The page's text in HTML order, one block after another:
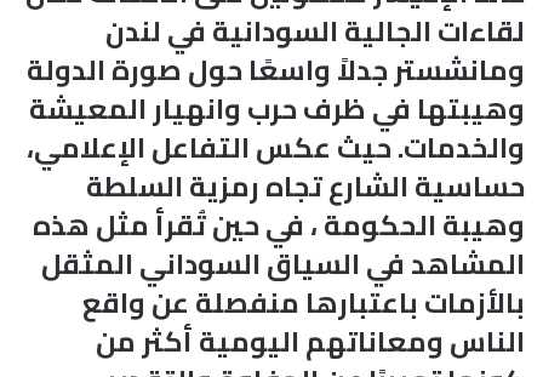
لقاءات الجالية السودانية في لندن
ومانشستر جدلاً واسعًا حول صورة الدولة
وهيبتها في ظرف حرب وانهيار المعيشة
والخدمات. حيث عكس التفاعل الإعلامي،
حساسية الشارع تجاه رمزية السلطة
وهيبة الحكومة ، في حين تُقرأ مثل هذه
المشاهد في السياق السوداني المثقل
بالأزمات باعتبارها منفصلة عن واقع
الناس ومعاناتهم اليومية أكثر من